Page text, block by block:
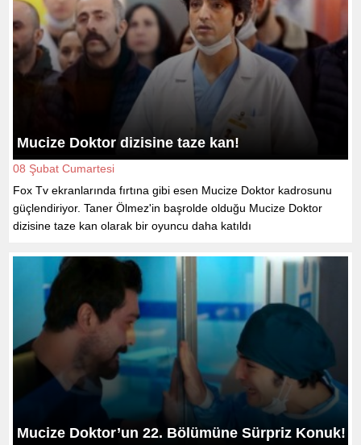
Mucize Doktor dizisine taze kan!
08 Şubat Cumartesi
Fox Tv ekranlarında fırtına gibi esen Mucize Doktor kadrosunu
güçlendiriyor. Taner Ölmez'in başrolde olduğu Mucize Doktor
dizisine taze kan olarak bir oyuncu daha katıldı
Mucize Doktor’un 22. Bölümüne Sürpriz Konuk!